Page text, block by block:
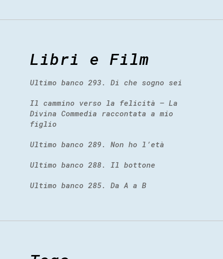
Libri e Film
Ultimo banco 293. Di che sogno sei
Il cammino verso la felicità – La
Divina Commedia raccontata a mio
figlio
Ultimo banco 289. Non ho l’età
Ultimo banco 288. Il bottone
Ultimo banco 285. Da A a B